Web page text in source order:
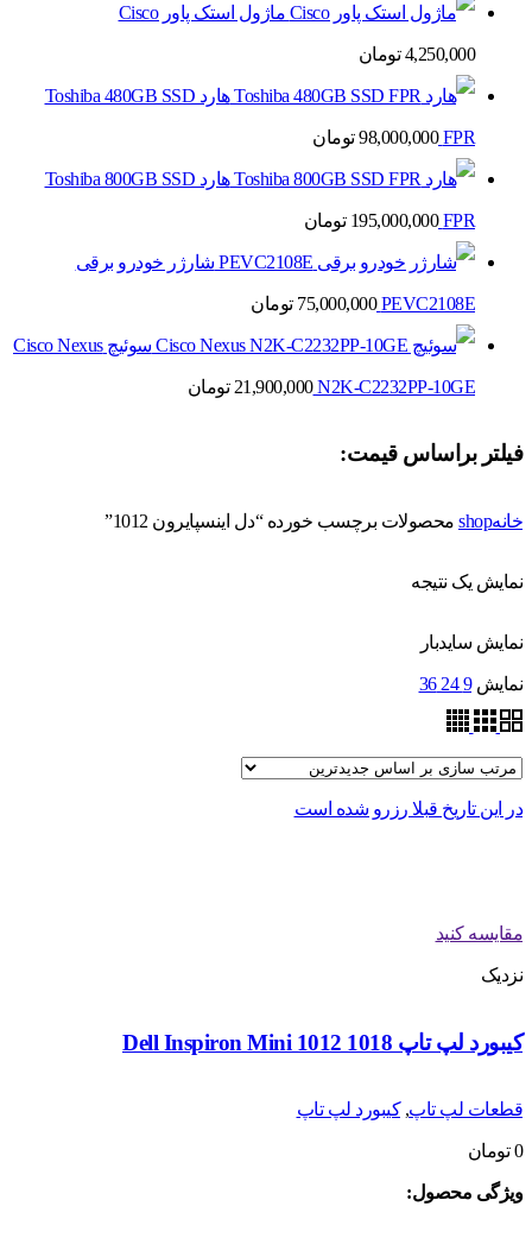
ماژول استک پاور Cisco
4,250,000 تومان
هارد Toshiba 480GB SSD
FPR
98,000,000 تومان
هارد Toshiba 800GB SSD
FPR
195,000,000 تومان
شارژر خودرو برقی
PEVC2108E
75,000,000 تومان
سوئیچ Cisco Nexus
N2K-C2232PP-10GE
21,900,000 تومان
فیلتر براساس قیمت:
خانهshop محصولات برچسب خورده “دل اینسپایرون 1012”
نمایش یک نتیجه
نمایش سایدبار
نمایش 9
24
36
در این تاریخ قبلا رزرو شده است
مقایسه کنید
نزدیک
کیبورد لپ تاپ Dell Inspiron Mini 1012 1018
قطعات لپ تاپ,کیبورد لپ تاپ
0 تومان
ویژگی محصول: